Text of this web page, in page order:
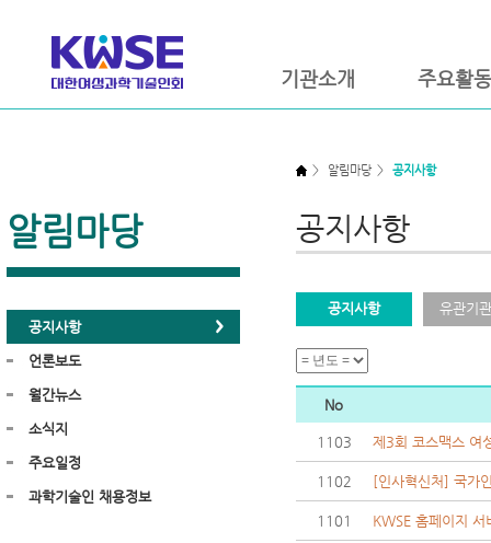
기관소개 주요활동
알림마당
공지사항
언론보도
월간뉴스
소식지
주요일정
과학기술인 채용정보
> 알림마당 > 공지사항
공지사항
공지사항 유관기
No
1103 제3회 코스맥스 여
1102 [인사혁신처] 국가
1101 KWSE 홈페이지